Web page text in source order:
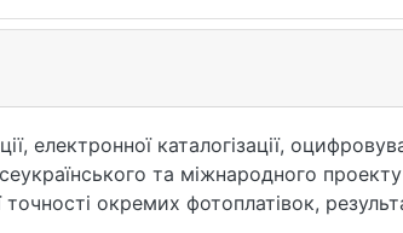
електронної каталогізації,
та міжнародного проекту
окремих фотоплатівок,